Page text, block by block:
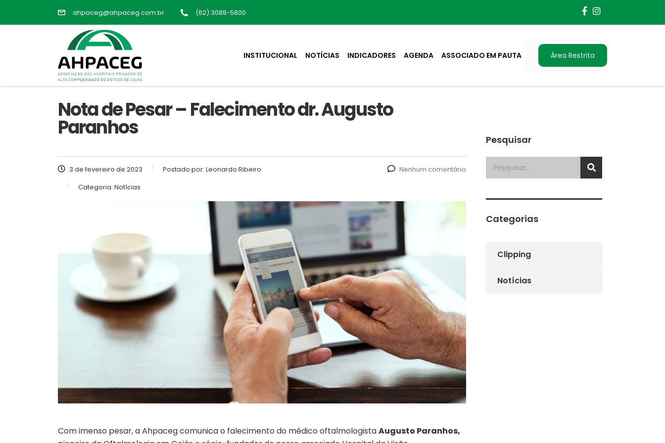
ahpaceg@ahpaceg.com.br (62) 3088-5800
INSTITUCIONAL NOTÍCIAS INDICADORES AGENDA ASSOCIADO EM PAUTA Área Restrita
Nota de Pesar – Falecimento dr. Augusto
Paranhos
3 de fevereiro de 2023 Postado por: Leonardo Ribeiro
Categoria: Notícias
Nenhum comentário
Com imenso pesar, a Ahpaceg comunica o falecimento do médico oftalmologistaAugusto Paranhos,
Pesquisar
Categorias
Clipping
Notícias